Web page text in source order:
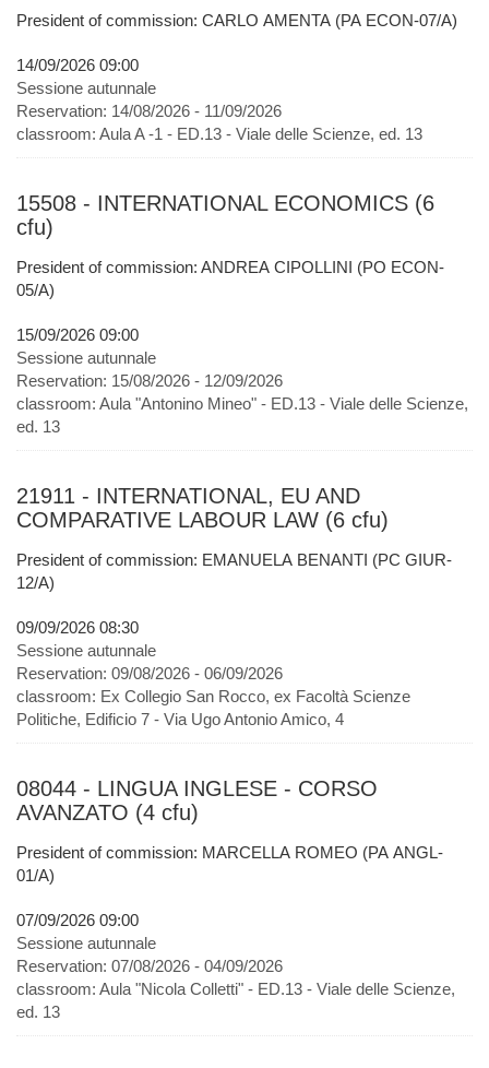
President of commission: CARLO AMENTA (PA ECON-07/A)
14/09/2026 09:00
Sessione autunnale
Reservation: 14/08/2026 - 11/09/2026
classroom: Aula A -1 - ED.13 - Viale delle Scienze, ed. 13
15508 - INTERNATIONAL ECONOMICS (6
cfu)
President of commission: ANDREA CIPOLLINI (PO ECON-
05/A)
15/09/2026 09:00
Sessione autunnale
Reservation: 15/08/2026 - 12/09/2026
classroom: Aula "Antonino Mineo" - ED.13 - Viale delle Scienze,
ed. 13
21911 - INTERNATIONAL, EU AND
COMPARATIVE LABOUR LAW (6 cfu)
President of commission: EMANUELA BENANTI (PC GIUR-
12/A)
09/09/2026 08:30
Sessione autunnale
Reservation: 09/08/2026 - 06/09/2026
classroom: Ex Collegio San Rocco, ex Facoltà Scienze
Politiche, Edificio 7 - Via Ugo Antonio Amico, 4
08044 - LINGUA INGLESE - CORSO
AVANZATO (4 cfu)
President of commission: MARCELLA ROMEO (PA ANGL-
01/A)
07/09/2026 09:00
Sessione autunnale
Reservation: 07/08/2026 - 04/09/2026
classroom: Aula "Nicola Colletti" - ED.13 - Viale delle Scienze,
ed. 13